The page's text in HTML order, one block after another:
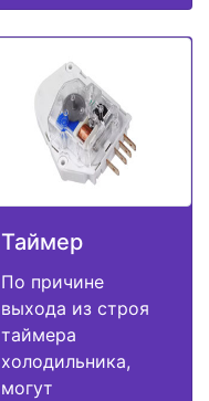
Таймер
По причине
выхода из строя
таймера
холодильника,
могут